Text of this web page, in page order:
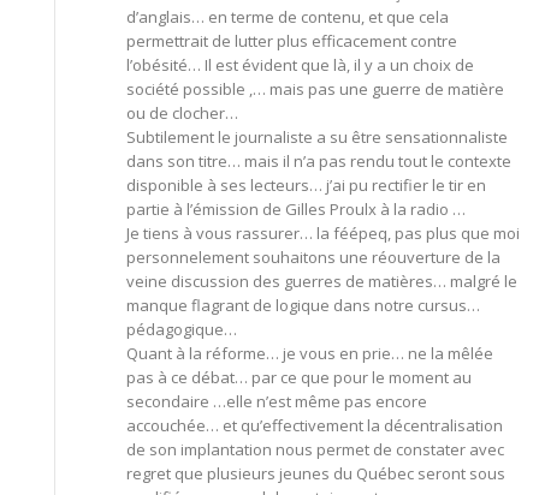
d’anglais… en terme de contenu, et que cela
permettrait de lutter plus efficacement contre
l’obésité… Il est évident que là, il y a un choix de
société possible ,… mais pas une guerre de matière
ou de clocher…
Subtilement le journaliste a su être sensationnaliste
dans son titre… mais il n’a pas rendu tout le contexte
disponible à ses lecteurs… j’ai pu rectifier le tir en
partie à l’émission de Gilles Proulx à la radio …
Je tiens à vous rassurer… la féépeq, pas plus que moi
personnelement souhaitons une réouverture de la
veine discussion des guerres de matières… malgré le
manque flagrant de logique dans notre cursus…
pédagogique…
Quant à la réforme… je vous en prie… ne la mêlée
pas à ce débat… par ce que pour le moment au
secondaire …elle n’est même pas encore
accouchée… et qu’effectivement la décentralisation
de son implantation nous permet de constater avec
regret que plusieurs jeunes du Québec seront sous